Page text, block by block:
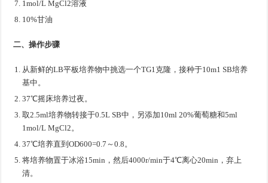
1mol/L MgCl2溶液
10%甘油
二、操作步骤
从新鲜的LB平板培养物中挑选一个TG1克隆，接种于10m1 SB培养
基中。
37℃摇床培养过夜。
取2.5ml培养物转接于0.5L SB中，另添加10ml 20%葡萄糖和5ml
1mol/L MgCl2。
37℃培养直到OD600=0.7～0.8。
将培养物置于冰浴15min，然后4000r/min于4℃离心20min，弃上
清。